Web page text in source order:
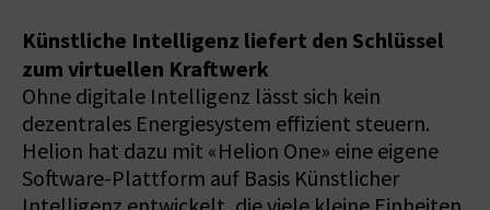
Künstliche Intelligenz liefert den Schlüssel
zum virtuellen Kraftwerk
Ohne digitale Intelligenz lässt sich kein
dezentrales Energiesystem effizient steuern.
Helion hat dazu mit «Helion One» eine eigene
Software-Plattform auf Basis Künstlicher